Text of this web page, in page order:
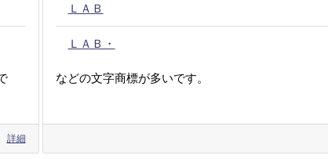
詳細
ＬＡＢ
ＬＡＢ・
などの文字商標が多いです。